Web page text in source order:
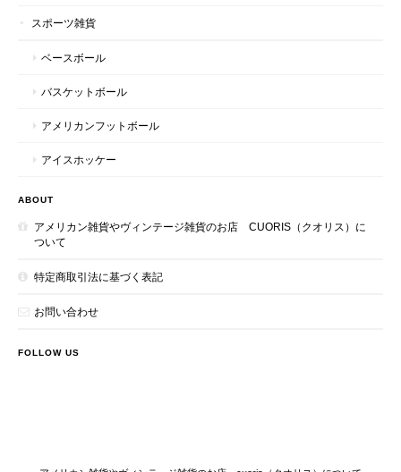
スポーツ雑貨
ベースボール
バスケットボール
アメリカンフットボール
アイスホッケー
ABOUT
アメリカン雑貨やヴィンテージ雑貨のお店 CUORIS（クオリス）に
ついて
特定商取引法に基づく表記
お問い合わせ
FOLLOW US